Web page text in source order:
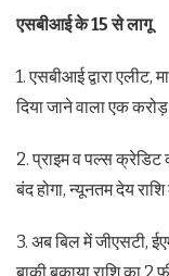
एसबीआई के 15 से लागू
1. एसबीआई द्वारा एलीट,
दिया जाने वाला एक करोड़
2. प्राइम व पल्स क्रेडिट
बंद होगा, न्यूनतम देय
3. अब बिल में जीएसटी,